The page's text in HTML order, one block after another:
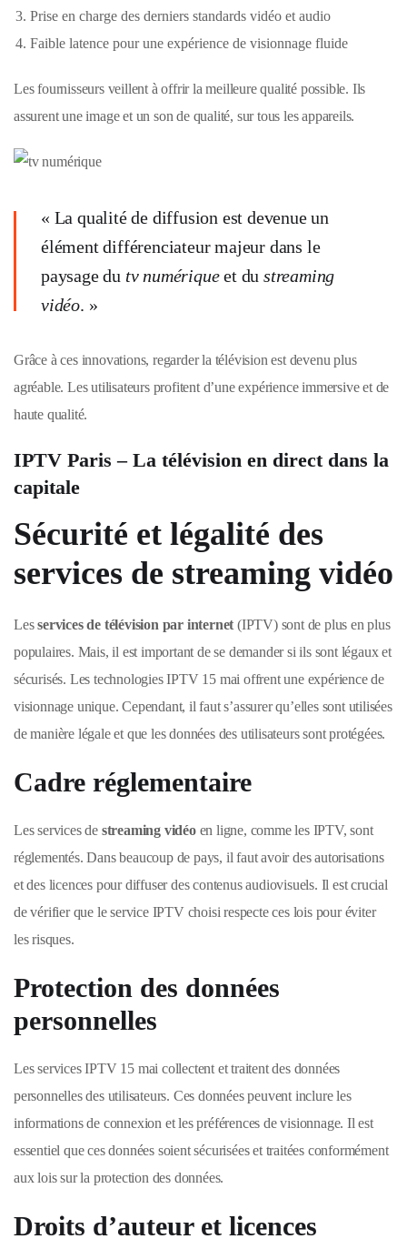
Prise en charge des derniers standards vidéo et audio
Faible latence pour une expérience de visionnage fluide
Les fournisseurs veillent à offrir la meilleure qualité possible. Ils
assurent une image et un son de qualité, sur tous les appareils.
« La qualité de diffusion est devenue un
élément différenciateur majeur dans le
paysage du tv numériqueet dustreaming
vidéo. »
Grâce à ces innovations, regarder la télévision est devenu plus
agréable. Les utilisateurs profitent d’une expérience immersive et de
haute qualité.
IPTV Paris – La télévision en direct dans la
capitale
Sécurité et légalité des
services de streaming vidéo
Lesservices de télévision par internet (IPTV) sont de plus en plus
populaires. Mais, il est important de se demander si ils sont légaux et
sécurisés. Les technologies IPTV 15 mai offrent une expérience de
visionnage unique. Cependant, il faut s’assurer qu’elles sont utilisées
de manière légale et que les données des utilisateurs sont protégées.
Cadre réglementaire
Les services de streaming vidéoen ligne, comme les IPTV, sont
réglementés. Dans beaucoup de pays, il faut avoir des autorisations
et des licences pour diffuser des contenus audiovisuels. Il est crucial
de vérifier que le service IPTV choisi respecte ces lois pour éviter
les risques.
Protection des données
personnelles
Les services IPTV 15 mai collectent et traitent des données
personnelles des utilisateurs. Ces données peuvent inclure les
informations de connexion et les préférences de visionnage. Il est
essentiel que ces données soient sécurisées et traitées conformément
aux lois sur la protection des données.
Droits d’auteur et licences